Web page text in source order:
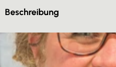
Beschreibung